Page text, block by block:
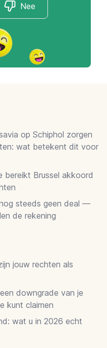
Nee
op Schiphol zorgen
wat betekent dit voor
bereikt Brussel akkoord
steeds geen deal —
de rekening
jouw rechten als
downgrade van je
kunt claimen
wat u in 2026 echt